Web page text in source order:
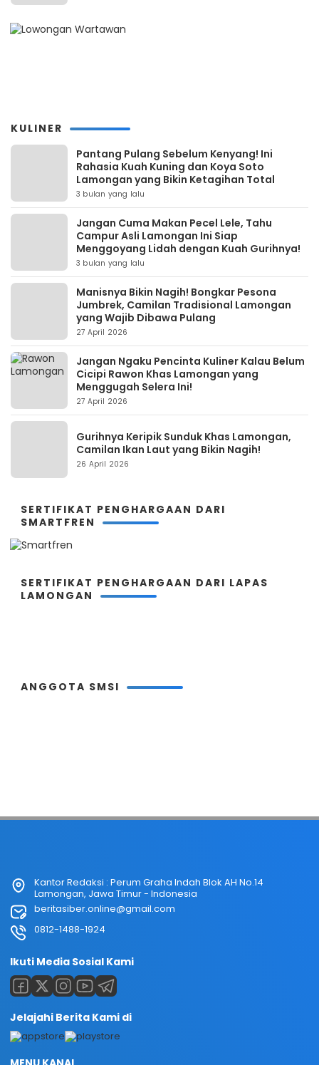
KULINER
Pantang Pulang Sebelum Kenyang! Ini
Rahasia Kuah Kuning dan Koya Soto
Lamongan yang Bikin Ketagihan Total
3 bulan yang lalu
Jangan Cuma Makan Pecel Lele, Tahu
Campur Asli Lamongan Ini Siap
Menggoyang Lidah dengan Kuah Gurihnya!
3 bulan yang lalu
Manisnya Bikin Nagih! Bongkar Pesona
Jumbrek, Camilan Tradisional Lamongan
yang Wajib Dibawa Pulang
27 April 2026
Jangan Ngaku Pencinta Kuliner Kalau Belum
Cicipi Rawon Khas Lamongan yang
Menggugah Selera Ini!
27 April 2026
Gurihnya Keripik Sunduk Khas Lamongan,
Camilan Ikan Laut yang Bikin Nagih!
26 April 2026
SERTIFIKAT PENGHARGAAN DARI
SMARTFREN
SERTIFIKAT PENGHARGAAN DARI LAPAS
LAMONGAN
ANGGOTA SMSI
Kantor Redaksi : Perum Graha Indah Blok AH No.14
Lamongan, Jawa Timur - Indonesia
beritasiber.online@gmail.com
0812-1488-1924
Ikuti Media Sosial Kami
Jelajahi Berita Kami di